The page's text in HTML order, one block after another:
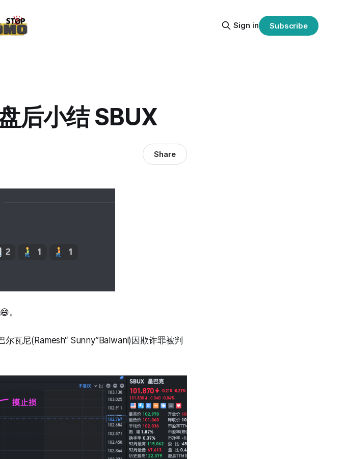
Sign in Subscribe
后小结 SBUX
Share
。
尔瓦尼(Ramesh“ Sunny”Balwani)因欺诈罪被判